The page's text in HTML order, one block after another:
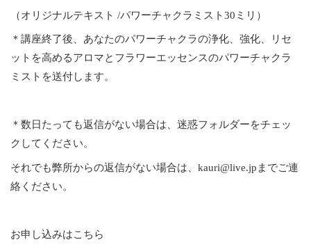
（オリジナルテキスト /パワーチャクラミスト30ミリ）
＊講座終了後、あなたのパワーチャクラの浄化、強化、リセ
ットを高めるアロマとフラワーエッセンスのパワーチャクラ
ミストを送付します。
＊数日たっても返信がない場合は、迷惑フォルダーをチェッ
クしてください。
それでも弊所からの返信がない場合は、kauri@live.jpまでご連
絡ください。
お申し込みはこちら